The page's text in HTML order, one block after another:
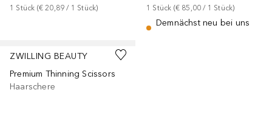
1 Stück (€ 20,89 / 1 Stück) 1 Stück (€ 85,00 / 1 Stück)
Demnächst neu bei uns
ZWILLING BEAUTY
Premium Thinning Scissors
Haarschere